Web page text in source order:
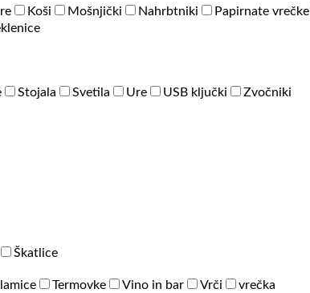
Koši Mošnjički Nahrbtniki Papirnate vrečke
Stojala Svetila Ure USB ključki
Zvočniki
Škatlice
Termovke Vino in bar Vrči
vrečka